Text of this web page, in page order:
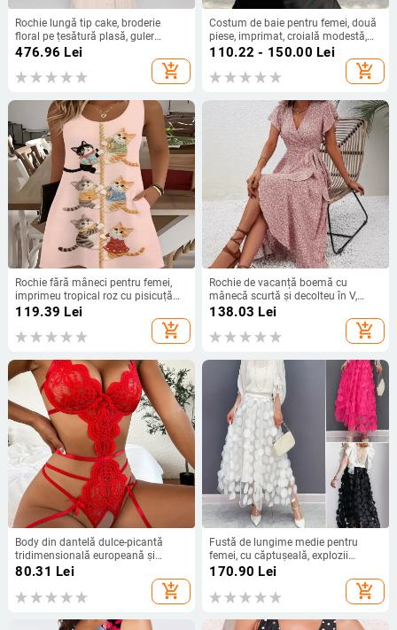
Rochie lungă tip cake, broderie
floral pe țesătură plasă, guler
rotund, mâneci cu petale; poliester.
476.96 Lei
add_shopping_cart
Costum de baie pentru femei, două
piese, imprimat, croială modestă,
control abdomen, uscare rapidă,
110.22 - 150.00 Lei
add_shopping_cart
Rochie fără mâneci pentru femei,
imprimeu tropical roz cu pisicuță
cățărând pe o frânghie
119.39 Lei
add_shopping_cart
Rochie de vacanță boemă cu
mânecă scurtă și decolteu în V,
model Independent Station
138.03 Lei
add_shopping_cart
Body din dantelă dulce-picantă
tridimensională europeană și
americană nouă din fabrică 2022,
tentație sexy, comerț exterior,
lenjerie intimă, pijamale sexy
80.31 Lei
add_shopping_cart
Fustă de lungime medie pentru
femei, cu căptușeală, explozii
transfrontaliere europene și
americane, primăvară și vară,
tridimensional, cusut decorativ,
170.90 Lei
add_shopping_cart